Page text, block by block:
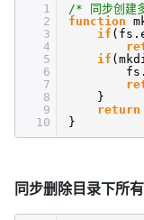
1
2
3
4
5
6
7
8
9
10
/* 同步创建
function
if
if
}
return
}
同步删除目录下所